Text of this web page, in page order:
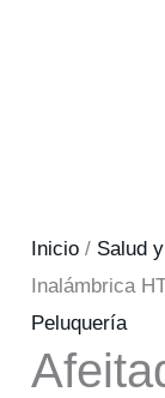
Inicio / Salud
Inalámbrica
Peluquería